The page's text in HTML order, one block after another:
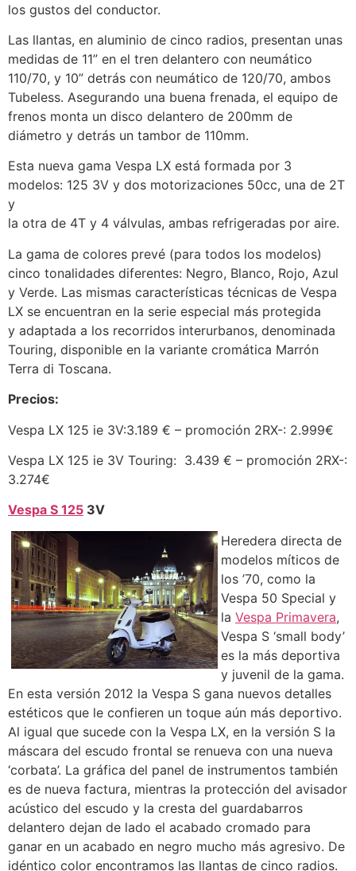
los gustos del conductor.
Las llantas, en aluminio de cinco radios, presentan unas
medidas de 11” en el tren delantero con neumático
110/70, y 10” detrás con neumático de 120/70, ambos
Tubeless. Asegurando una buena frenada, el equipo de
frenos monta un disco delantero de 200mm de
diámetro y detrás un tambor de 110mm.
Esta nueva gama Vespa LX está formada por 3
modelos: 125 3V y dos motorizaciones 50cc, una de 2T
y
la otra de 4T y 4 válvulas, ambas refrigeradas por aire.
La gama de colores prevé (para todos los modelos)
cinco tonalidades diferentes: Negro, Blanco, Rojo, Azul
y Verde. Las mismas características técnicas de Vespa
LX se encuentran en la serie especial más protegida
y adaptada a los recorridos interurbanos, denominada
Touring, disponible en la variante cromática Marrón
Terra di Toscana.
Precios:
Vespa LX 125 ie 3V:3.189 € – promoción 2RX-: 2.999€
Vespa LX 125 ie 3V Touring: 3.439 € – promoción 2RX-:
3.274€
Vespa S 125 3V
Heredera directa de
modelos míticos de
los ’70, como la
Vespa 50 Special y
la Vespa Primavera,
Vespa S ‘small body’
es la más deportiva
y juvenil de la gama.
En esta versión 2012 la Vespa S gana nuevos detalles
estéticos que le confieren un toque aún más deportivo.
Al igual que sucede con la Vespa LX, en la versión S la
máscara del escudo frontal se renueva con una nueva
‘corbata’. La gráfica del panel de instrumentos también
es de nueva factura, mientras la protección del avisador
acústico del escudo y la cresta del guardabarros
delantero dejan de lado el acabado cromado para
ganar en un acabado en negro mucho más agresivo. De
idéntico color encontramos las llantas de cinco radios.